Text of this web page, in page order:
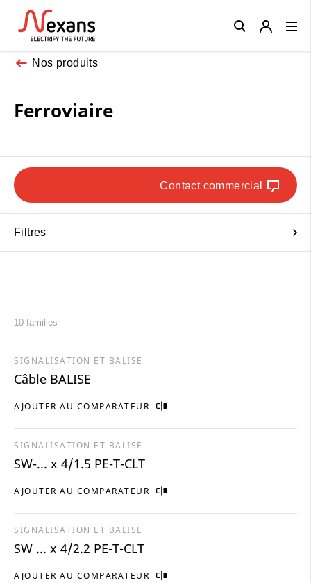
Nos produits
Ferroviaire
Contact commercial
Filtres
10 families
AJOUTER AU COMPARATEUR
SIGNALISATION ET BALISE
Câble BALISE
AJOUTER AU COMPARATEUR
SIGNALISATION ET BALISE
SW-... x 4/1.5 PE-T-CLT
AJOUTER AU COMPARATEUR
SIGNALISATION ET BALISE
SW ... x 4/2.2 PE-T-CLT
Close